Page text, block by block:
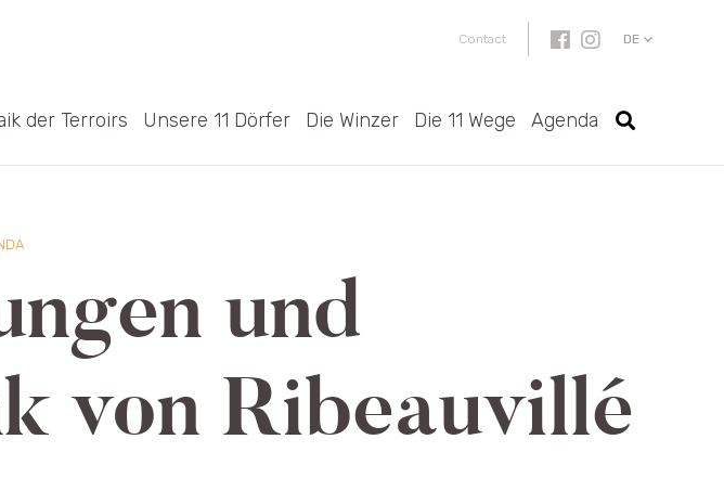
Contact DE
der Terroirs Unsere 11 Dörfer Die Winzer Die 11 Wege Agenda
und
von Ribeauvillé